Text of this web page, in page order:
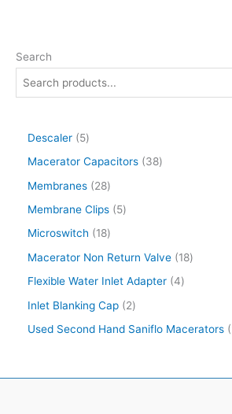
Search
Descaler
5
Macerator Capacitors
38
Membranes
28
Membrane Clips
5
Microswitch
18
Macerator Non Return Valve
18
Flexible Water Inlet Adapter 4
Inlet Blanking Cap
2
Used Second Hand Saniflo Macerators